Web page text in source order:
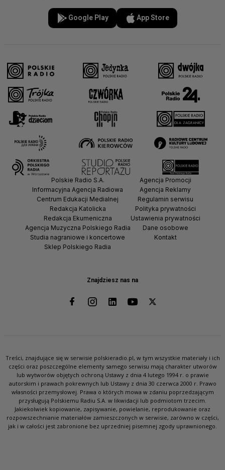
Google Play App Store
Znajdziesz nas na
Polskie Radio S.A.
Informacyjna Agencja Radiowa
Centrum Edukacji Medialnej
Redakcja Katolicka
Redakcja Ekumeniczna
Agencja Muzyczna Polskiego Radia
Studia nagraniowe i koncertowe
Sklep Polskiego Radia
Agencja Promocji
Agencja Reklamy
Regulamin serwisu
Polityka prywatności
Ustawienia prywatności
Dane osobowe
Kontakt
Treści, znajdujące się w serwisie polskieradio.pl, w tym wszystkie materiały i ich
części oraz poszczególne elementy samego serwisu mają charakter utworów
lub wytworów objętych ochroną Ustawy z dnia 4 lutego 1994 r. o prawie
autorskim i prawach pokrewnych lub Ustawy z dnia 30 czerwca 2000 r. Prawo
własności przemysłowej. Prawa o których mowa w zdaniu poprzedzającym
przysługują Polskiemu Radiu S.A. w likwidacji lub podmiotom trzecim.
Jakiekolwiek kopiowanie, zapisywanie, powielanie, reprodukowanie oraz
rozpowszechnianie materiałów zamieszczonych w serwisie, zarówno w części,
jak i w całości jest zabronione bez uprzedniej pisemnej zgody uprawnionego.